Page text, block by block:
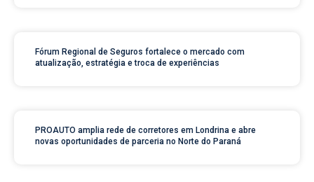
Fórum Regional de Seguros fortalece o mercado com
atualização, estratégia e troca de experiências
PROAUTO amplia rede de corretores em Londrina e abre
novas oportunidades de parceria no Norte do Paraná